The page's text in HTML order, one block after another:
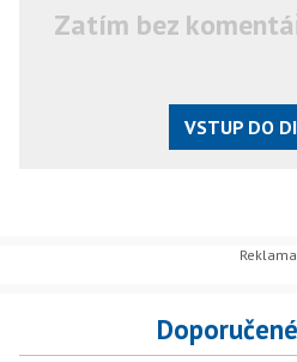
Zatím bez
VSTUP DO